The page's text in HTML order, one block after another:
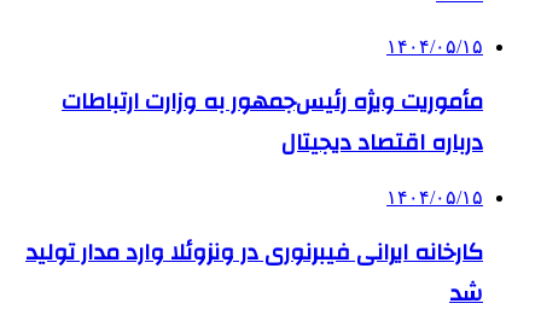
۱۴۰۴/۰۵/۱۵
مأموریت ویژه رئیس‌جمهور به وزارت ارتباطات
درباره اقتصاد دیجیتال
۱۴۰۴/۰۵/۱۵
کارخانه ایرانی فیبرنوری در ونزوئلا وارد مدار تولید
شد